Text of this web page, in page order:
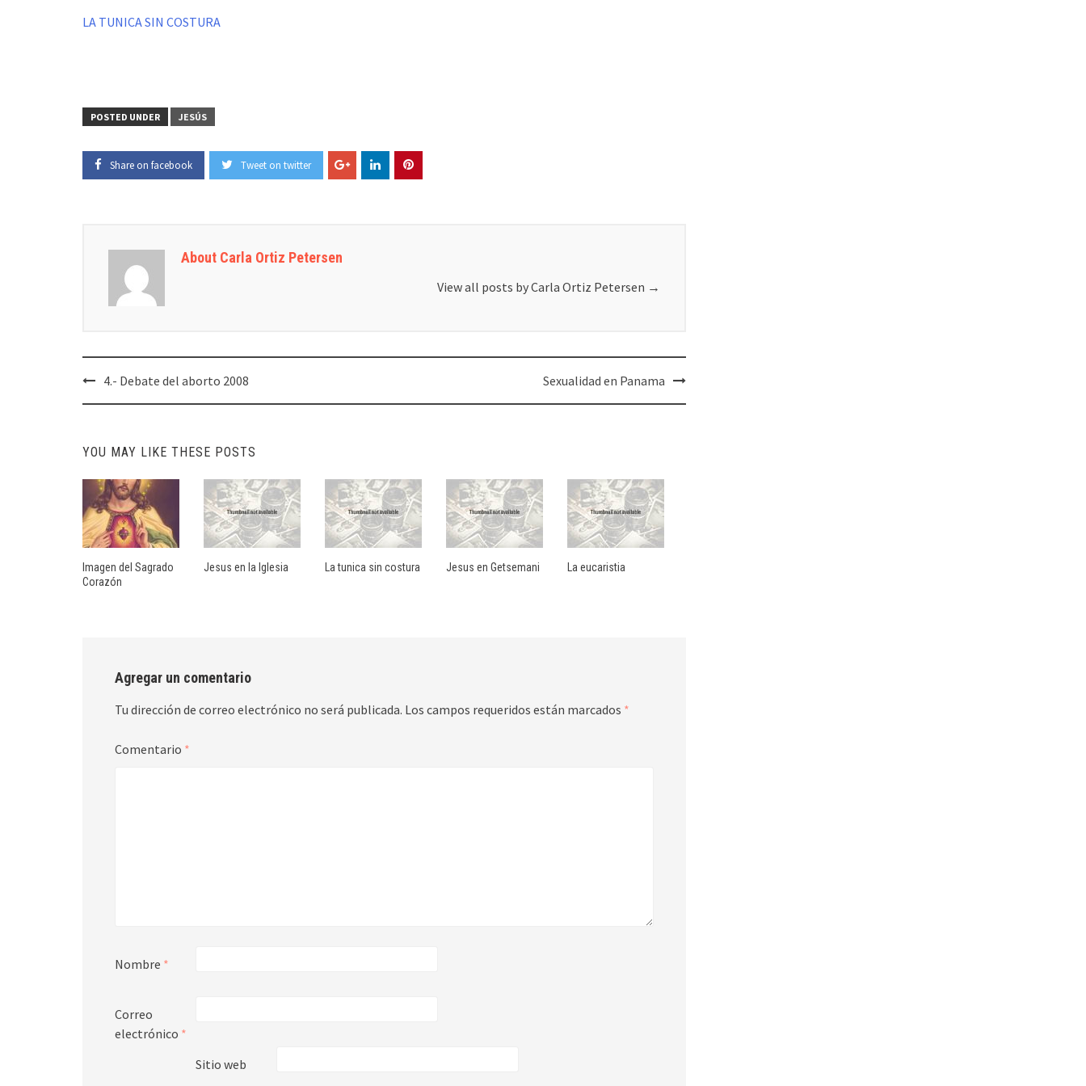
LA TUNICA SIN COSTURA
POSTED UNDER JESÚS
Share on facebook Tweet on twitter
About Carla Ortiz Petersen
View all posts by Carla Ortiz Petersen →
Post
navigation
4.- Debate del aborto 2008 Sexualidad en Panama
YOU MAY LIKE THESE POSTS
Imagen del Sagrado
Corazón
Jesus en la Iglesia La tunica sin costura Jesus en Getsemani La eucaristia
Agregar un comentario
Tu dirección de correo electrónico no será publicada. Los campos requeridos están marcados *
Comentario *
Nombre *
Correo
electrónico *
Sitio web